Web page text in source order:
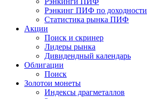
Рэнкинг ПИФ по доходности
Статистика рынка ПИФ
Акции
Поиск и скринер
Лидеры рынка
Дивидендный календарь
Облигации
Поиск
Золотои монеты
Индексы драгметаллов